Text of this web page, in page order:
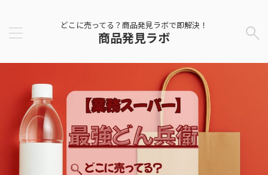
どこに売ってる？商品発見ラボで即解決！
商品発見ラボ